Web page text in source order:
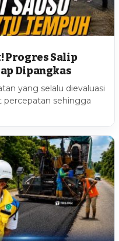
Progres Salip
Dipangkas
yang selalu dievaluasi
percepatan sehingga